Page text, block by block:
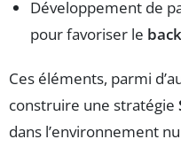
Développement de
pour favoriser le
Ces éléments, parmi
construire une stratégie
dans l’environnement